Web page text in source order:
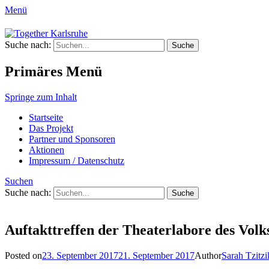
Menü
Together Karlsruhe
Integration von jungen Menschen mit
Suche nach:
Primäres Menü
Springe zum Inhalt
Startseite
Das Projekt
Partner und Sponsoren
Aktionen
Impressum / Datenschutz
Suchen
Suche nach:
Auftakttreffen der Theaterlabore des
Posted on23. September 201721. September 2017AuthorSarah